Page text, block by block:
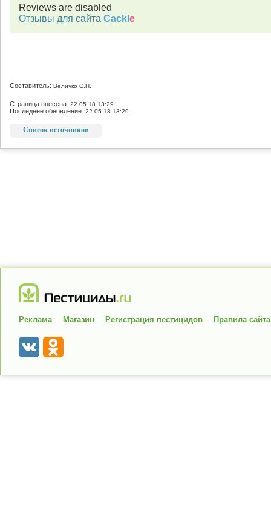
Reviews are disabled
Отзывы для сайта Cackl e
Составитель: Величко С.Н.
Страница внесена: 22.05.18 13:29
Последнее обновление: 22.05.18 13:29
Список источников
Реклама Магазин Регистрация пестицидов Правила сайта